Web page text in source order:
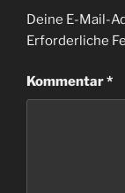
Deine E-Mail-
Erforderliche
Kommentar*